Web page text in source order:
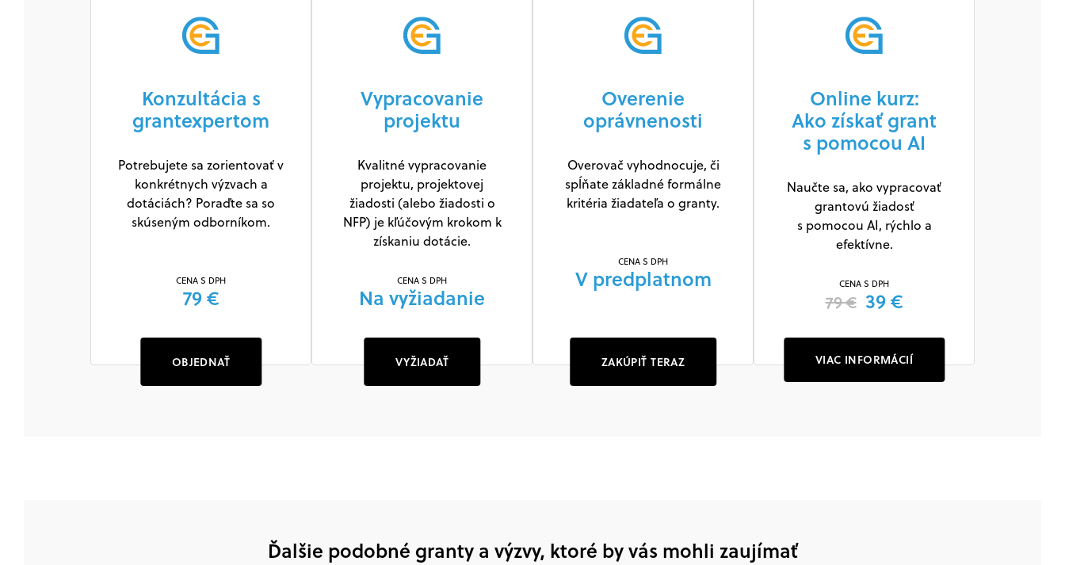
Konzultácia s
grantexpertom
Potrebujete sa zorientovať v
konkrétnych výzvach a
dotáciách? Poraďte sa so
skúseným odborníkom.
CENA S DPH
79 €
OBJEDNAŤ
Vypracovanie
projektu
Kvalitné vypracovanie
projektu, projektovej
žiadosti (alebo žiadosti o
NFP) je kľúčovým krokom k
získaniu dotácie.
CENA S DPH
Na vyžiadanie
VYŽIADAŤ
Overenie
oprávnenosti
Overovač vyhodnocuje, či
spĺňate základné formálne
kritéria žiadateľa o granty.
CENA S DPH
V predplatnom
ZAKÚPIŤ TERAZ
Online kurz:
Ako získať grant
s pomocou AI
Naučte sa, ako vypracovať
grantovú žiadosť
s pomocou AI, rýchlo a
efektívne.
CENA S DPH
79 € 39 €
VIAC INFORMÁCIÍ
Ďalšie podobné granty a výzvy, ktoré by vás mohli zaujímať